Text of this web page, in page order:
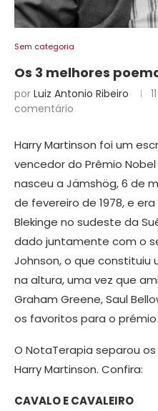
Sem categoria
Os 3 melhores
por Luiz Antonio Ribeiro
comentário
Harry Martinson foi um
vencedor do Prêmio Nobel
nasceu a Jämshög, 6 de
de fevereiro de 1978, e
Blekinge no sudeste da
dado juntamente com o
Johnson, o que constituiu
na altura, uma vez que
Graham Greene, Saul
os favoritos para o
O NotaTerapia separou
Harry Martinson. Confira:
CAVALO E CAVALEIRO